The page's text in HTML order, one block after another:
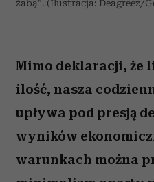
żabą”. (Ilustracja: Deagreez/
Mimo deklaracji, że
ilość, nasza
upływa pod presją
wyników
warunkach można